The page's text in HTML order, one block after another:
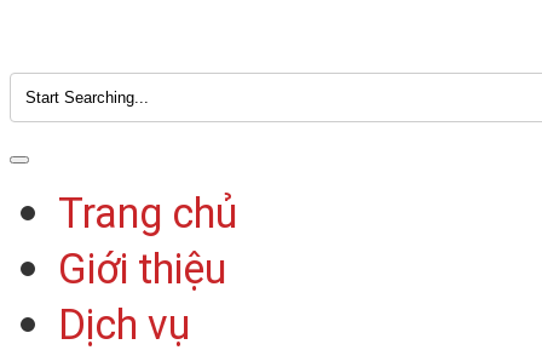
Trang chủ
Giới thiệu
Dịch vụ